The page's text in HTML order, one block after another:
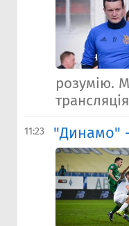
розумію.
11:23 "Динамо"